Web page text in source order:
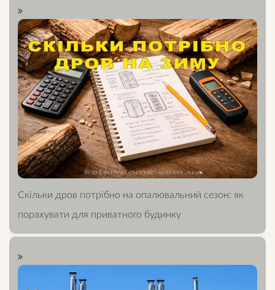
Скільки дров потрібно на опалювальний сезон: як
порахувати для приватного будинку